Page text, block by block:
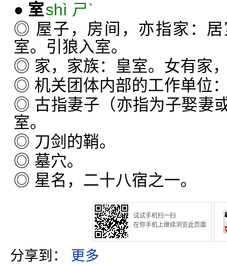
● 室shì ㄕˋ
◎ 屋子，房间，亦指家：
室。引狼入室。
◎ 家，家族：皇室。女有家
◎ 机关团体内部的工作单位
◎ 古指妻子（亦指为子娶妻
室。
◎ 刀剑的鞘。
◎ 墓穴。
◎ 星名，二十八宿之一。
试试手机扫一扫
在你手机上继续浏览此页面
分享到： 更多